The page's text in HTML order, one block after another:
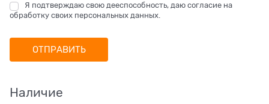
Я подтверждаю свою дееспособность, даю согласие на
обработку своих персональных данных.
Наличие